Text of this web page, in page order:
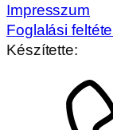
Impresszum
Foglalási
Készítette: